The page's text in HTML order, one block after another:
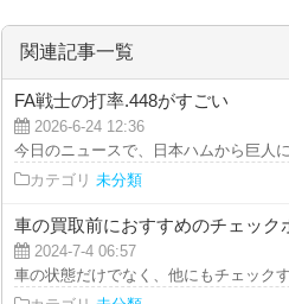
ジャンル…。
関連記事一覧
FA戦士の打率.448がすごい
2026-6-24 12:36
今日のニュースで、日本ハムから巨人
カテゴリ 未分類
車の買取前におすすめのチェック
2024-7-4 06:57
車の状態だけでなく、他にもチェック